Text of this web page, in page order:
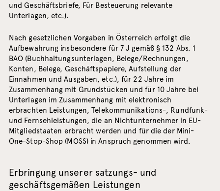
und Geschäftsbriefe, Für Besteuerung relevante
Unterlagen, etc.).
Nach gesetzlichen Vorgaben in Österreich erfolgt die
Aufbewahrung insbesondere für 7 J gemäß § 132 Abs. 1
BAO (Buchhaltungsunterlagen, Belege/Rechnungen,
Konten, Belege, Geschäftspapiere, Aufstellung der
Einnahmen und Ausgaben, etc.), für 22 Jahre im
Zusammenhang mit Grundstücken und für 10 Jahre bei
Unterlagen im Zusammenhang mit elektronisch
erbrachten Leistungen, Telekommunikations-, Rundfunk-
und Fernsehleistungen, die an Nichtunternehmer in EU-
Mitgliedstaaten erbracht werden und für die der Mini-
One-Stop-Shop (MOSS) in Anspruch genommen wird.
Erbringung unserer satzungs- und
geschäftsgemäßen Leistungen